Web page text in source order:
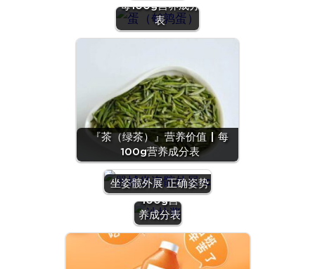
每100g营养成分
表
『茶（绿茶）』营养价值 | 每
100g营养成分表
坐姿髋外展 正确姿势
『沙拉
酱』营养
价值 | 每
100g营
养成分表